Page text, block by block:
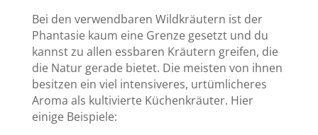
Bei den verwendbaren Wildkräutern ist der
Phantasie kaum eine Grenze gesetzt und du
kannst zu allen essbaren Kräutern greifen, die
die Natur gerade bietet. Die meisten von ihnen
besitzen ein viel intensiveres, urtümlicheres
Aroma als kultivierte Küchenkräuter. Hier
einige Beispiele: